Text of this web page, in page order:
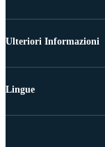
Ulteriori Informazioni
Lingue